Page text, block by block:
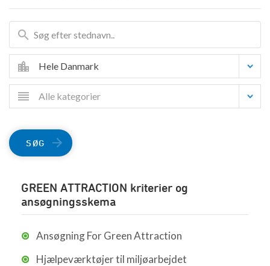
Hele Danmark
Alle kategorier
SØG
GREEN ATTRACTION kriterier og
ansøgningsskema
Ansøgning For Green Attraction
Hjælpeværktøjer til miljøarbejdet